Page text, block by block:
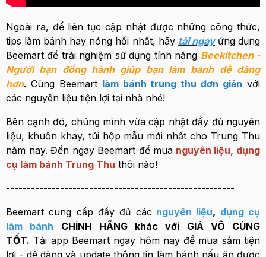
Ngoài ra, để liên tục cập nhật được những công thức,
tips làm bánh hay nóng hổi nhất, hãy tải ngayứng dụng
Beemart để trải nghiệm sử dụng tính năng Beekitchen -
Người bạn đồng hành giúp bạn làm bánh dễ dàng
hơn. Cùng Beemart làm bánh trung thu đơn giản với
các nguyên liệu tiện lợi tại nhà nhé!
Bên cạnh đó, chúng mình vừa cập nhật đầy đủ nguyên
liệu, khuôn khay, túi hộp mẫu mới nhất cho Trung Thu
năm nay. Đến ngay Beemart để mua nguyên liệu, dụng
cụ làm bánh Trung Thu thôi nào!
-------------------------------------------------------
Beemart cung cấp đầy đủ các nguyên liệu, dụng cụ
làm bánh CHÍNH HÃNG khác với GIÁ VÔ CÙNG
TỐT. Tải app Beemart ngay hôm nay để mua sắm tiện